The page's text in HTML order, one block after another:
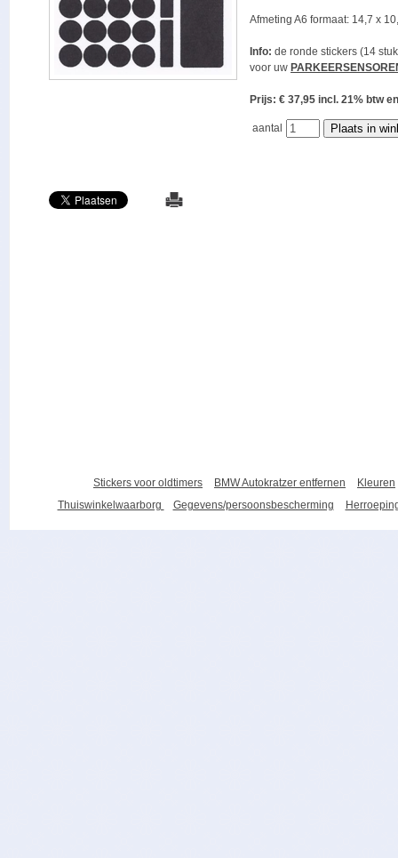
Afmeting A6 formaat: 14,7 x
Info: de ronde stickers (14
voor uw
Prijs: € 37,95 incl. 21% btw
aantal
Stickers voor oldtimers BMW Autokratzer entfernen
Kleuren
Thuiswinkelwaarborg
Gegevens/persoonsbescherming